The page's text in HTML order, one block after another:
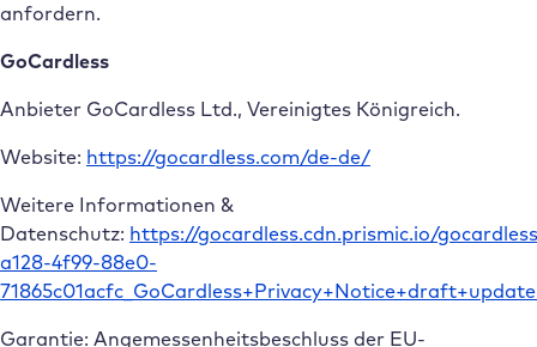
anfordern.
GoCardless
Anbieter GoCardless Ltd., Vereinigtes Königreich.
Website: https://gocardless.com/de-de/
Weitere Informationen &
Datenschutz: https://gocardless.cdn.prismic.io/
a128-4f99-88e0-
Garantie: Angemessenheitsbeschluss der EU-